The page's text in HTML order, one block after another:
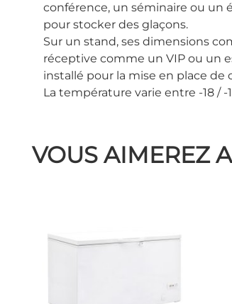
conférence, un séminaire ou un
pour stocker des glaçons.
Sur un stand, ses dimensions
réceptive comme un VIP ou un
installé pour la mise en place de
La température varie entre -18 / -
VOUS AIMEREZ